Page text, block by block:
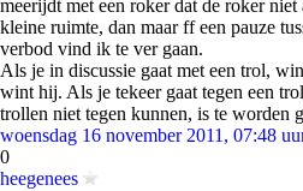
meerijdt met een roker dat de roker
kleine ruimte, dan maar ff een pauze
verbod vind ik te ver gaan.
Als je in discussie gaat met een trol,
wint hij. Als je tekeer gaat tegen een
trollen niet tegen kunnen, is te worden
woensdag 16 november 2011, 07:48
0
heegenees